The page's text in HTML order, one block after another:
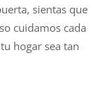
sientas que
cuidamos cada
hogar sea tan